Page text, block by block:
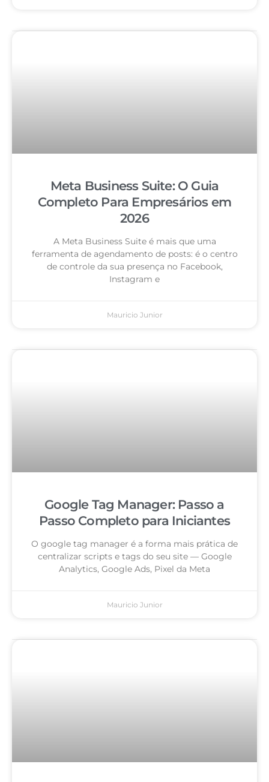
Meta Business Suite: O Guia
Completo Para Empresários em
2026
A Meta Business Suite é mais que uma
ferramenta de agendamento de posts: é o centro
de controle da sua presença no Facebook,
Instagram e
Mauricio Junior
Google Tag Manager: Passo a
Passo Completo para Iniciantes
O google tag manager é a forma mais prática de
centralizar scripts e tags do seu site — Google
Analytics, Google Ads, Pixel da Meta
Mauricio Junior